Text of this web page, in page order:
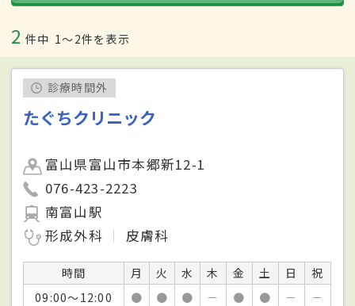
2 件中 1〜2件を表示
診療時間外
たぐちクリニック
富山県富山市本郷新12-1
076-423-2223
南富山駅
形成外科
皮膚科
時間 月 火 水 木 金 土 日
祝
09:00～12:00
● ● ● － ● ● －
－